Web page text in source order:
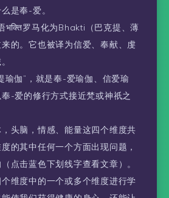
是奉-爱。
भक्ति罗马化为Bhakti（巴克提、薄
的。它也被译为信爱、奉献、虔
瑜伽”，就是奉-爱瑜伽、信爱瑜
-爱的修行方式接近梵或神祇之
头脑，情感、能量这四个维度共
的其中任何一个方面出现问题，
点击蓝色下划线字查看文章）。
维度中的一个或多个维度进行学